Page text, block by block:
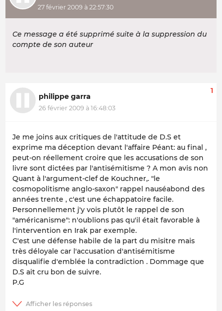
27 février 2009 à 22:57:30
Ce message a été supprimé suite à la suppression du
compte de son auteur
philippe garra
26 février 2009 à 16:48:03
1
Je me joins aux critiques de l'attitude de D.S et
exprime ma déception devant l'affaire Péant: au final ,
peut-on réellement croire que les accusations de son
livre sont dictées par l'antisémitisme ? A mon avis non
Quant à l'argument-clef de Kouchner,. "le
cosmopolitisme anglo-saxon" rappel nauséabond des
années trente , c'est une échappatoire facile.
Personnellement j'y vois plutôt le rappel de son
"américanisme": n'oublions pas qu'il était favorable à
l'intervention en Irak par exemple.
C'est une défense habile de la part du misitre mais
très déloyale car l'accusation d'antisémitisme
disqualifie d'emblée la contradiction . Dommage que
D.S ait cru bon de suivre.
P.G